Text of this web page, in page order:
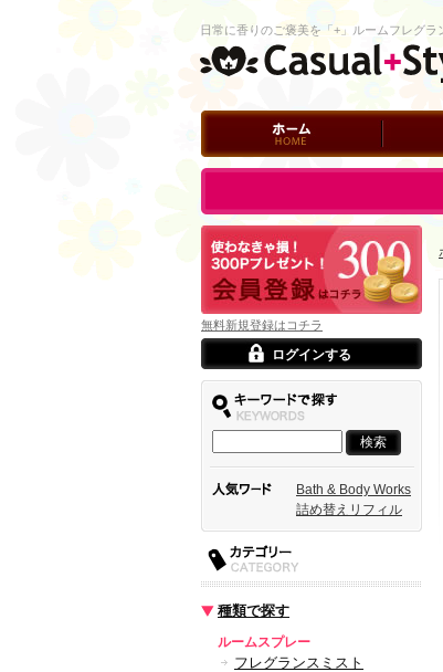
ホーム 商品一覧
日常に香りのご褒美を「+」ルームフレグラ
ログイン
無料新規登録はコチラ
ログインする
Bath & Body Works
詰め替えリフィル
種類で探す
ルームスプレー
フレグランスミスト